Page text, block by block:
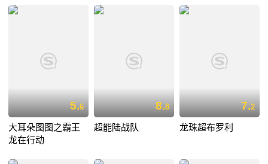
5.6
大耳朵图图之霸王
龙在行动
8.8
超能陆战队
7.2
龙珠超布罗利